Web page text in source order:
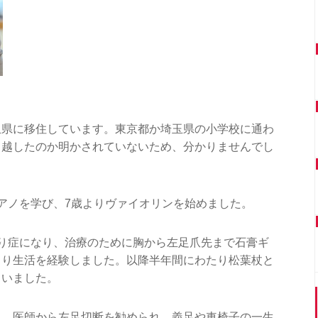
に移住しています。東京都か埼玉県の小学校に通わ
したのか明かされていないため、分かりませんでし
を学び、7歳よりヴァイオリンを始めました。
症になり、治療のために胸から左足爪先まで石膏ギ
生活を経験しました。以降半年間にわたり松葉杖と
ました。